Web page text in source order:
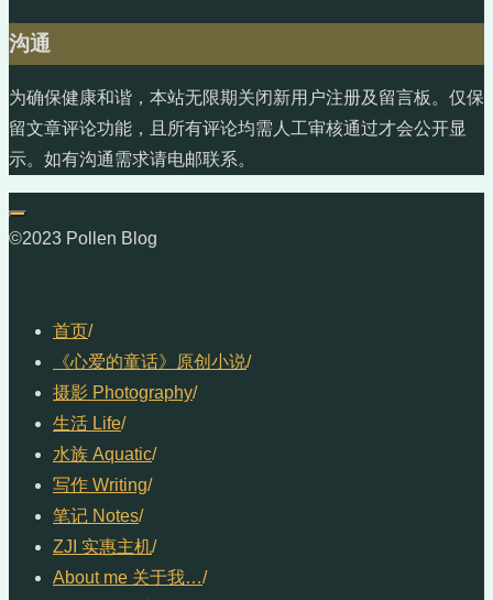
沟通
为确保健康和谐，本站无限期关闭新用户注册及留言板。仅保
留文章评论功能，且所有评论均需人工审核通过才会公开显
示。如有沟通需求请电邮联系。
©2023 Pollen Blog
首页/
《心爱的童话》原创小说/
摄影 Photography/
生活 Life/
水族 Aquatic/
写作 Writing/
笔记 Notes/
ZJI 实惠主机/
About me 关于我…/